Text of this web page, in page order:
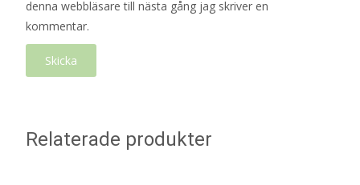
denna webbläsare till nästa gång jag skriver en
kommentar.
Relaterade produkter